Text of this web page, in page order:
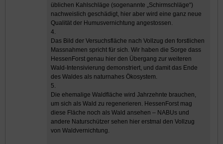
üblichen Kahlschläge (sogenannte „Schirmschläge“)
nachweislich geschädigt, hier aber wird eine ganz neue
Qualität der Humusvernichtung angestossen.
4.
Das Bild der Versuchsfläche nach Vollzug den forstlichen
Massnahmen spricht für sich. Wir haben die Sorge dass
HessenForst genau hier den Übergang zur weiteren
Wald-Intensivierung demonstriert, und damit das Ende
des Waldes als naturnahes Ökosystem.
5.
Die ehemalige Waldfläche wird Jahrzehnte brauchen,
um sich als Wald zu regenerieren. HessenForst mag
diese Fläche noch als Wald ansehen – NABUs und
andere Naturschützer sehen hier erstmal den Vollzug
von Waldvernichtung.